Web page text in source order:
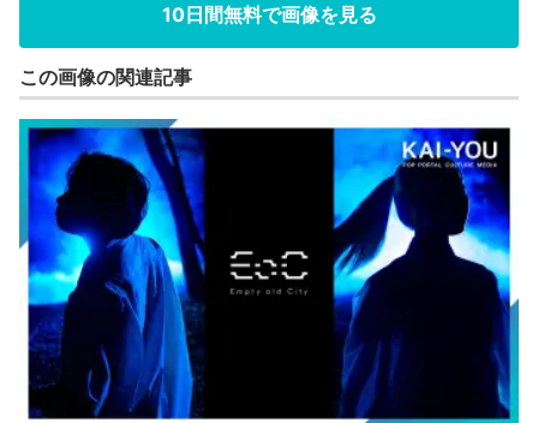
10日間無料で画像を見る
この画像の関連記事